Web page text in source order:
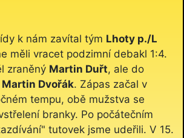
k nám zavítal tým Lhoty p./L
měli vracet podzimní debakl 1:4.
zraněný Martin Duřt, ale do
Martin Dvořák. Zápas začal v
tempu, obě mužstva se
branky. Po počátečním
tutovek jsme udeřili. V 15.